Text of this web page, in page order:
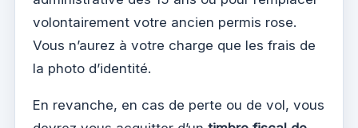
volontairement votre ancien permis rose.
Vous n’aurez à votre charge que les frais de
la photo d’identité.
En revanche, en cas de perte ou de vol, vous